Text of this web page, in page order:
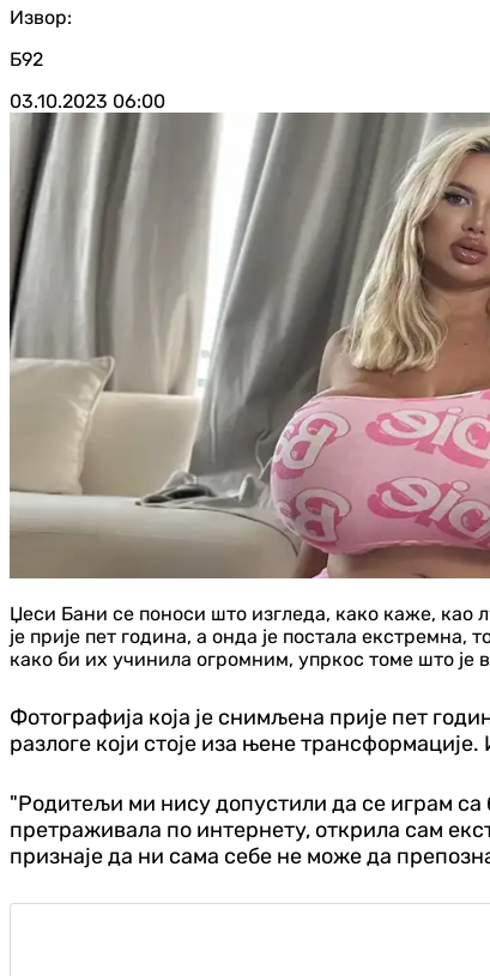
Извор:
Б92
03.10.2023 06:00
Џеси Бани се поноси што изгледа, како каже, као
је прије пет година, а онда је постала
како би их учинила огромним, упркос томе што је
Фотографија која је снимљена прије пет
разлоге који стоје иза њене
"Родитељи ми нису допустили да се играм
претраживала по интернету, открила сам
признаје да ни сама себе не може да